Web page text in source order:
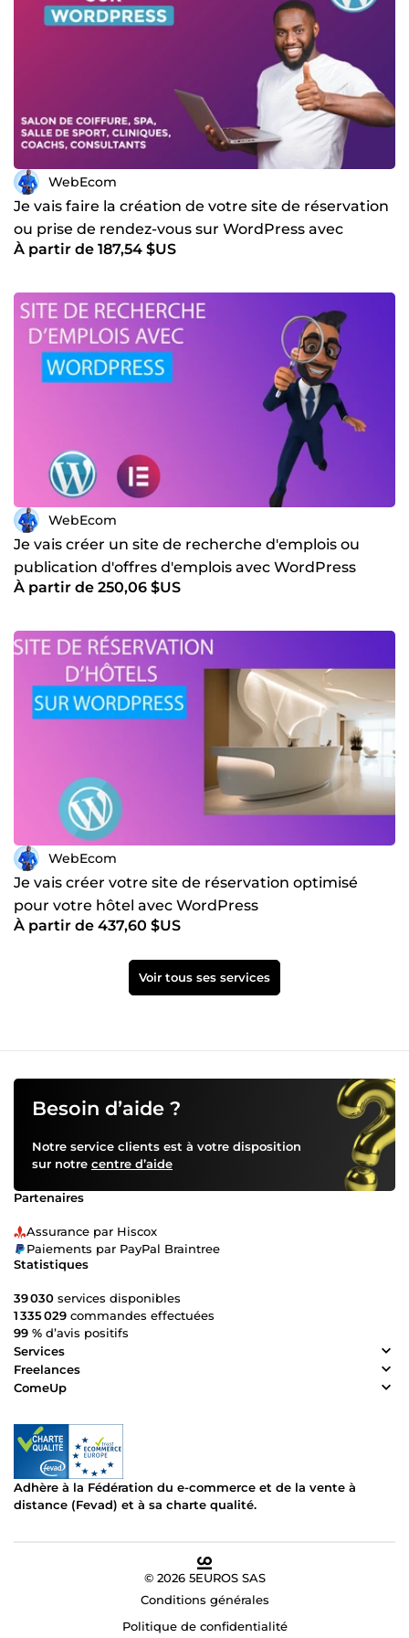
WebEcom
Je vais faire la création de votre site de réservation
ou prise de rendez-vous sur WordPress avec
Amelia
À partir de 187,54 $US
WebEcom
Je vais créer un site de recherche d'emplois ou
publication d'offres d'emplois avec WordPress
À partir de 250,06 $US
WebEcom
Je vais créer votre site de réservation optimisé
pour votre hôtel avec WordPress
À partir de 437,60 $US
Voir tous ses services
Besoin d’aide ?
Notre service clients est à votre disposition
sur notre centre d’aide
Partenaires
Assurance par Hiscox
Paiements par PayPal Braintree
Statistiques
39 030 services disponibles
1 335 029 commandes effectuées
99 % d’avis positifs
Services
Freelances
ComeUp
Adhère à la Fédération du e-commerce et de la vente à
distance (Fevad) et à sa charte qualité.
© 2026 5EUROS SAS
Conditions générales
Politique de confidentialité